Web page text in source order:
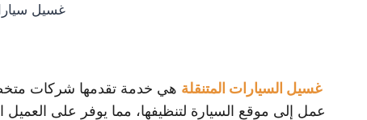
غسيل
غسيل السيارات المتنقلة هي خدمة تقدمها شركات
عمل إلى موقع السيارة لتنظيفها، مما يوفر على